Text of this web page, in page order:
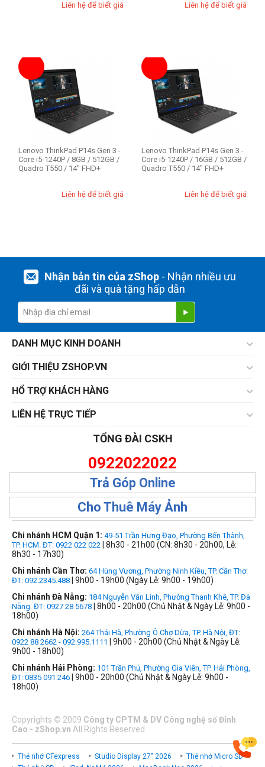
RAM - Bộ Nhớ
THIẾT LẬP LẠI
Liên hệ để biết giá Liên hệ để biết giá
Lenovo ThinkPad P14s Gen 3 -
Core i5-1240P / 8GB / 512GB /
Quadro T550 / 14" FHD+
Liên hệ để biết giá
Lenovo ThinkPad P14s Gen 3 -
Core i5-1240P / 16GB / 512GB /
Quadro T550 / 14" FHD+
Liên hệ để biết giá
Nhận bản tin của zShop- Nhận nhiều ưu
đãi và quà tặng hấp dẫn
DANH MỤC KINH DOANH
GIỚI THIỆU ZSHOP.VN
HỔ TRỢ KHÁCH HÀNG
LIÊN HỆ TRỰC TIẾP
TỔNG ĐÀI CSKH
0922022022
Trả Góp Online
Cho Thuê Máy Ảnh
Chi nhánh HCM Quận 1: 49-51 Trần Hưng Đạo, Phường Bến Thành,
TP. HCM. ĐT: 0922 022 022 | 8h30 - 21h00 (CN: 8h30 - 20h00, Lễ:
8h30 - 17h30)
Chi nhánh Cần Thơ: 64 Hùng Vương, Phường Ninh Kiều, TP. Cần Thơ.
ĐT: 092.2345.488 | 9h00 - 19h00 (Ngày Lễ: 9h00 - 19h00)
Chi nhánh Đà Nẵng: 184 Nguyễn Văn Linh, Phường Thanh Khê, TP. Đà
Nẵng. ĐT: 0927 28 5678 | 8h00 - 20h00 (Chủ Nhật & Ngày Lễ: 9h00 -
18h00)
Chi nhánh Hà Nội: 264 Thái Hà, Phường Ô Chợ Dừa, TP. Hà Nội, ĐT:
0922 88 2662 - 092.995.1111
| 9h00 - 20h00 (Chủ Nhật & Ngày Lễ:
9h00 - 18h00)
Chi nhánh Hải Phòng: 101 Trần Phú, Phường Gia Viên, TP. Hải Phòng,
ĐT: 0835 091 246 | 9h00 - 20h00 (Chủ Nhật & Ngày Lễ: 9h00 -
18h00)
Copyrights © 2009 Công ty CPTM & DV Công nghệ số Đỉnh
Cao - zShop.vn All Rights Reserved
Thẻ nhớ CFexpress Studio Display 27" 2026
Thẻ nhớ Micro SD